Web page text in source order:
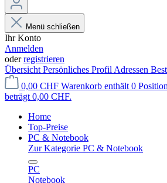
Menü schließen
Ihr Konto
Anmelden
oderregistrieren
Übersicht Persönliches Profil Adressen
0,00 CHF Warenkorb enthält 0
beträgt 0,00 CHF.
Home
Top-Preise
PC & Notebook
Zur Kategorie PC & Notebook
PC
Notebook